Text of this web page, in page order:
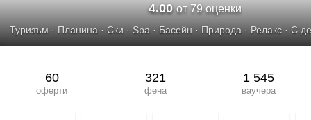
4.00от 79 оценки
Туризъм · Планина · Ски · Spa · Басейн · Природа · Релакс · С
60
оферти
321
фена
1 545
ваучера